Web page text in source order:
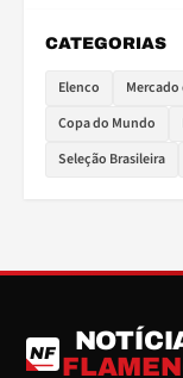
CATEGORIAS
Elenco Mercado
Copa do Mundo
Seleção Brasileira
NF